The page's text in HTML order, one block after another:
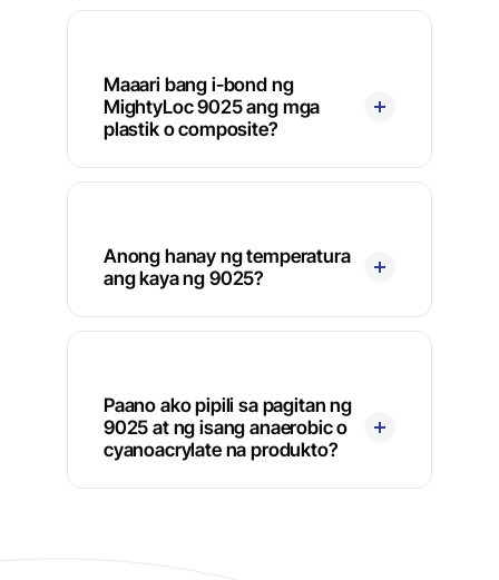
Maaari bang i-bond ng
MightyLoc 9025 ang mga
plastik o composite?
Anong hanay ng temperatura
ang kaya ng 9025?
Paano ako pipili sa pagitan ng
9025 at ng isang anaerobic o
cyanoacrylate na produkto?